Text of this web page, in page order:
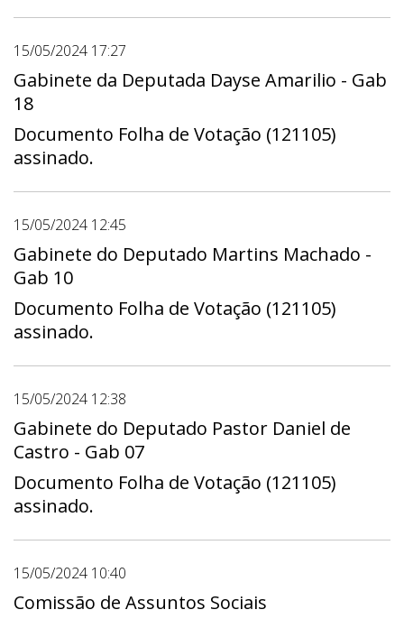
15/05/2024 17:27
Gabinete da Deputada Dayse Amarilio - Gab
18
Documento Folha de Votação (121105)
assinado.
15/05/2024 12:45
Gabinete do Deputado Martins Machado -
Gab 10
Documento Folha de Votação (121105)
assinado.
15/05/2024 12:38
Gabinete do Deputado Pastor Daniel de
Castro - Gab 07
Documento Folha de Votação (121105)
assinado.
15/05/2024 10:40
Comissão de Assuntos Sociais